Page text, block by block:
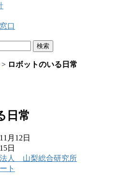
口
> ロボットのいる日常
日常
月12日
日
人 山梨総合研究所
ト